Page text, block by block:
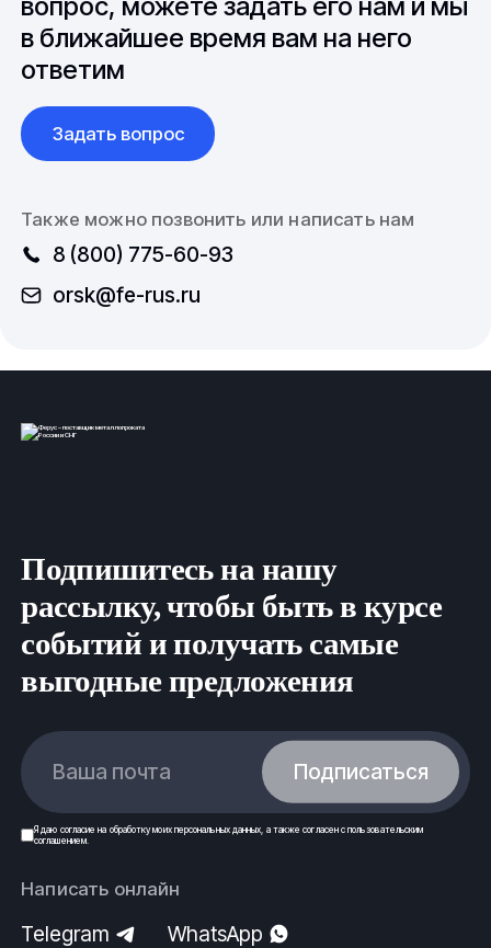
вопрос, можете задать его нам и мы
в ближайшее время вам на него
ответим
Задать вопрос
Также можно позвонить или написать нам
8 (800) 775-60-93
orsk@fe-rus.ru
Подпишитесь на нашу
рассылку, чтобы быть в курсе
событий и получать самые
выгодные предложения
Ваша почта Подписаться
Я даю согласие на обработку моих персональных данных, а также согласен спользовательским
соглашением.
Написать онлайн
Telegram
WhatsApp